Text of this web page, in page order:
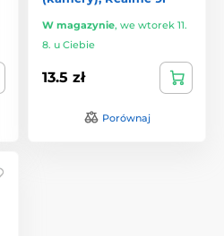
W magazynie, we wtorek 11.
8. u Ciebie
13.5 zł
Porównaj